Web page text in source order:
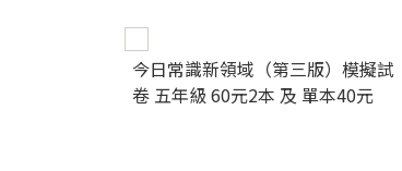
今日常識新領域（第三版）模擬試
卷 五年級 60元2本 及 單本40元